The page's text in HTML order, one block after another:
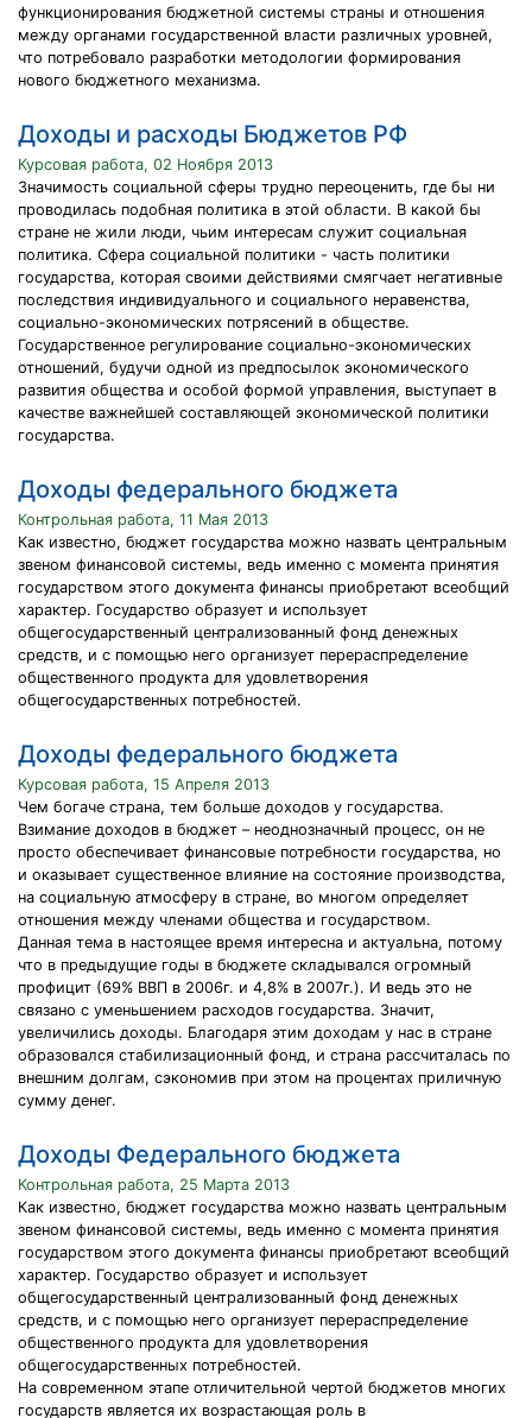
функционирования бюджетной системы страны и отношения
между органами государственной власти различных уровней,
что потребовало разработки методологии формирования
нового бюджетного механизма.
Доходы и расходы Бюджетов РФ
Курсовая работа, 02 Ноября 2013
Значимость социальной сферы трудно переоценить, где бы ни
проводилась подобная политика в этой области. В какой бы
стране не жили люди, чьим интересам служит социальная
политика. Сфера социальной политики - часть политики
государства, которая своими действиями смягчает негативные
последствия индивидуального и социального неравенства,
социально-экономических потрясений в обществе.
Государственное регулирование социально-экономических
отношений, будучи одной из предпосылок экономического
развития общества и особой формой управления, выступает в
качестве важнейшей составляющей экономической политики
государства.
Доходы федерального бюджета
Контрольная работа, 11 Мая 2013
Как известно, бюджет государства можно назвать центральным
звеном финансовой системы, ведь именно с момента принятия
государством этого документа финансы приобретают всеобщий
характер. Государство образует и использует
общегосударственный централизованный фонд денежных
средств, и с помощью него организует перераспределение
общественного продукта для удовлетворения
общегосударственных потребностей.
Доходы федерального бюджета
Курсовая работа, 15 Апреля 2013
Чем богаче страна, тем больше доходов у государства.
Взимание доходов в бюджет – неоднозначный процесс, он не
просто обеспечивает финансовые потребности государства, но
и оказывает существенное влияние на состояние производства,
на социальную атмосферу в стране, во многом определяет
отношения между членами общества и государством.
Данная тема в настоящее время интересна и актуальна, потому
что в предыдущие годы в бюджете складывался огромный
профицит (69% ВВП в 2006г. и 4,8% в 2007г.). И ведь это не
связано с уменьшением расходов государства. Значит,
увеличились доходы. Благодаря этим доходам у нас в стране
образовался стабилизационный фонд, и страна рассчиталась по
внешним долгам, сэкономив при этом на процентах приличную
сумму денег.
Доходы Федерального бюджета
Контрольная работа, 25 Марта 2013
Как известно, бюджет государства можно назвать центральным
звеном финансовой системы, ведь именно с момента принятия
государством этого документа финансы приобретают всеобщий
характер. Государство образует и использует
общегосударственный централизованный фонд денежных
средств, и с помощью него организует перераспределение
общественного продукта для удовлетворения
общегосударственных потребностей.
На современном этапе отличительной чертой бюджетов многих
государств является их возрастающая роль в